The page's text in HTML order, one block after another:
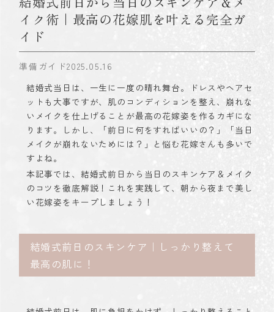
イク術｜最高の花嫁肌を叶える完全ガ
イド
準備ガイド2025.05.16
結婚式当日は、一生に一度の晴れ舞台。ドレスやヘアセ
ットも大事ですが、肌のコンディションを整え、崩れな
いメイクを仕上げることが最高の花嫁姿を作るカギにな
ります。しかし、「前日に何をすればいいの？」「当日
メイクが崩れないためには？」と悩む花嫁さんも多いで
すよね。
本記事では、結婚式前日から当日のスキンケア＆メイク
のコツを徹底解説！これを実践して、朝から夜まで美し
い花嫁姿をキープしましょう！
結婚式前日のスキンケア｜しっかり整えて
最高の肌に！